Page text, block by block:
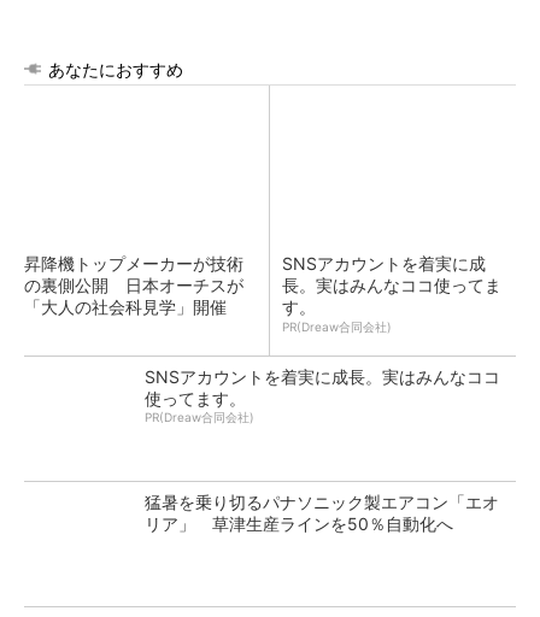
あなたにおすすめ
昇降機トップメーカーが技術
の裏側公開 日本オーチスが
「大人の社会科見学」開催
SNSアカウントを着実に成
長。実はみんなココ使ってま
す。
PR(Dreaw合同会社)
SNSアカウントを着実に成長。実はみんなココ
使ってます。
PR(Dreaw合同会社)
猛暑を乗り切るパナソニック製エアコン「エオ
リア」 草津生産ラインを50％自動化へ